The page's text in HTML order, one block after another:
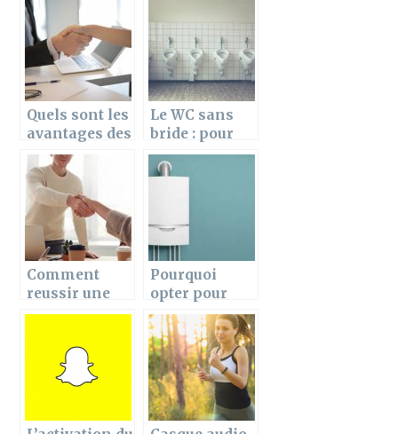
pendant ces
voyages en
France
filieres et des
Ecoles !
Quels sont les
avantages des
partenariats
entre
constructeurs
automobiles
et assureurs ?
Le WC sans
bride : pour
quelle utilite ?
Comment
reussir une
prise de
commerciale
en 6 etapes ?
Pourquoi
opter pour
une pompe a
chaleur air-
eau ?